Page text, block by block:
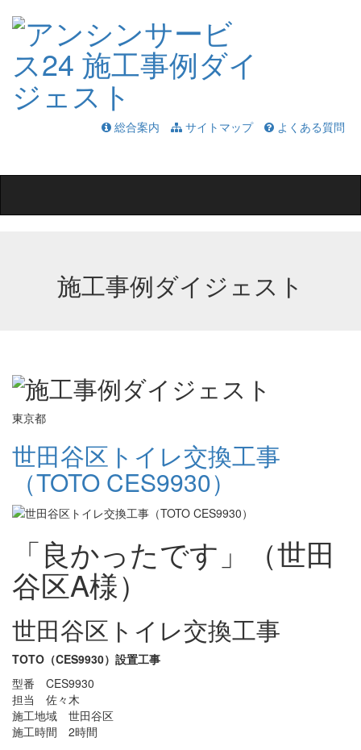
総合案内 サイトマップ
よくある質問
施工事例ダイジェスト
東京都
世田谷区トイレ交換工事
（TOTO CES9930）
「良かったです」（世田
谷区A様）
世田谷区トイレ交換工事
TOTO（CES9930）設置工事
型番 CES9930
担当 佐々木
施工地域 世田谷区
施工時間 2時間